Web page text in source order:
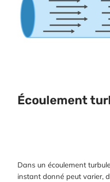
Écoulement
Dans un écoulement
instant donné peut varier,